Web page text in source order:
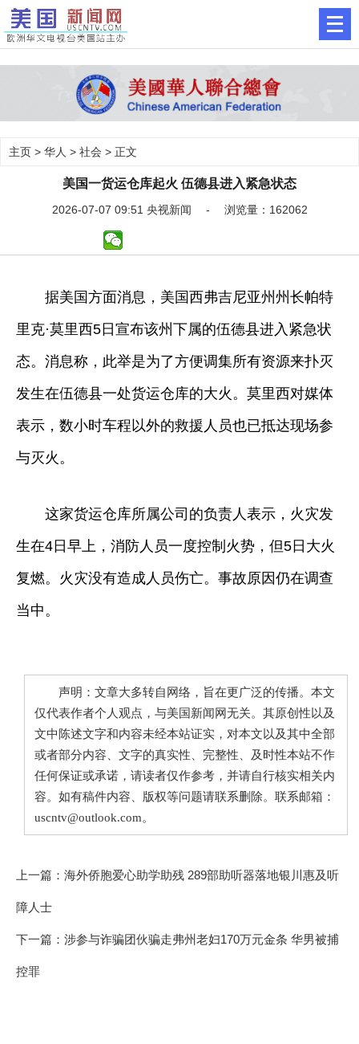
主页 > 华人 > 社会 > 正文
美国一货运仓库起火 伍德县进入紧急状态
2026-07-07 09:51 央视新闻 - 浏览量：162062
据美国方面消息，美国西弗吉尼亚州州长帕特
里克·莫里西5日宣布该州下属的伍德县进入紧急状
态。消息称，此举是为了方便调集所有资源来扑灭
发生在伍德县一处货运仓库的大火。莫里西对媒体
表示，数小时车程以外的救援人员也已抵达现场参
与灭火。
这家货运仓库所属公司的负责人表示，火灾发
生在4日早上，消防人员一度控制火势，但5日大火
复燃。火灾没有造成人员伤亡。事故原因仍在调查
当中。
声明：文章大多转自网络，旨在更广泛的传播。本文
仅代表作者个人观点，与美国新闻网无关。其原创性以及
文中陈述文字和内容未经本站证实，对本文以及其中全部
或者部分内容、文字的真实性、完整性、及时性本站不作
任何保证或承诺，请读者仅作参考，并请自行核实相关内
容。如有稿件内容、版权等问题请联系删除。联系邮箱：
uscntv@outlook.com。
上一篇： 海外侨胞爱心助学助残 289部助听器落地银川惠及听
障人士
下一篇： 涉参与诈骗团伙骗走弗州老妇170万元金条 华男被捕
控罪